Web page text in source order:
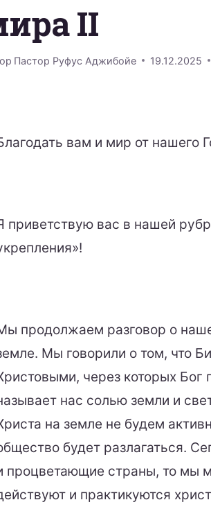
II
Пастор Руфус Аджибойе 19.12.2025
вам и мир от нашего
приветствую вас в нашей
продолжаем разговор о
Мы говорили о том, что
через которых
нас солью земли и
на земле не будем
будет разлагаться.
процветающие страны, то мы
и практикуются